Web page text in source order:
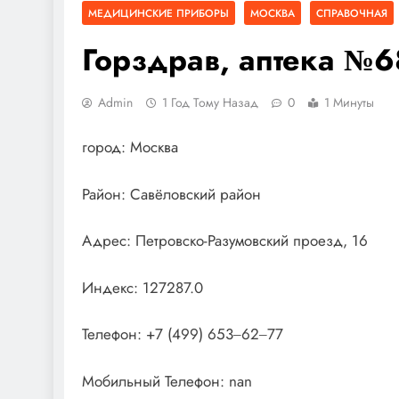
МЕДИЦИНСКИЕ ПРИБОРЫ МОСКВА СПРАВОЧНАЯ
Горздрав, аптека
Admin 1 Год Тому Назад 0 1 Минуты
город: Москва
Район: Савёловский район
Адрес: Петровско-Разумовский проезд, 16
Индекс: 127287.0
Телефон: +7 (499) 653‒62‒77
Мобильный Телефон: nan